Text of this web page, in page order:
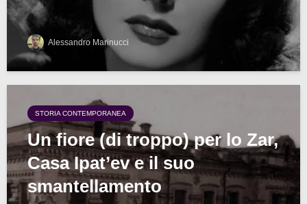
Alessandro Marinucci
STORIA CONTEMPORANEA
Un fiore (di troppo) per lo Zar,
Casa Ipat’ev e il suo
smantellamento